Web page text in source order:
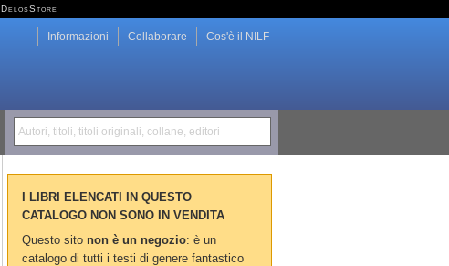
DelosStore
Autori, titoli, titoli originali, collane, editori
Cos'è il NILF
Collaborare
Informazioni
I LIBRI ELENCATI IN QUESTO
CATALOGO NON SONO IN VENDITA
Questo sito non è un negozio: è un
catalogo di tutti i testi di genere fantastico